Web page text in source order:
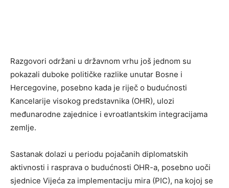
Razgovori održani u državnom vrhu još jednom su
pokazali duboke političke razlike unutar Bosne i
Hercegovine, posebno kada je riječ o budućnosti
Kancelarije visokog predstavnika (OHR), ulozi
međunarodne zajednice i evroatlantskim integracijama
zemlje.
Sastanak dolazi u periodu pojačanih diplomatskih
aktivnosti i rasprava o budućnosti OHR-a, posebno uoči
sjednice Vijeća za implementaciju mira (PIC), na kojoj se